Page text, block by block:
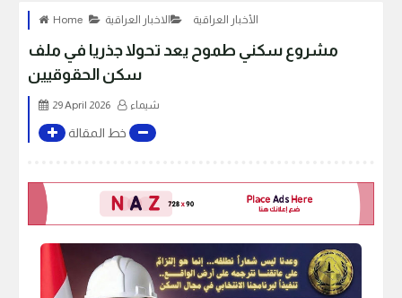
Home الأخبار العراقية الاخبار العراقية
مشروع سكني طموح يعد تحولا جذريا في ملف
سكن الحقوقيين
29 April 2026 شيماء
خط المقالة